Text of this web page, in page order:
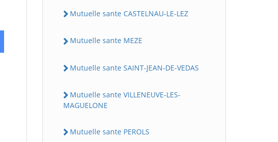
Mutuelle sante CASTELNAU-LE-LEZ
Mutuelle sante MEZE
Mutuelle sante SAINT-JEAN-DE-VEDAS
Mutuelle sante VILLENEUVE-LES-
MAGUELONE
Mutuelle sante PEROLS